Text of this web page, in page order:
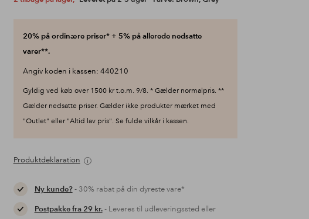
20% på ordinære priser* + 5% på allerede nedsatte
varer**.
Angiv koden i kassen: 440210
Gyldig ved køb over 1500 kr t.o.m. 9/8. * Gælder normalpris. **
Gælder nedsatte priser. Gælder ikke produkter mærket med
"Outlet" eller "Altid lav pris". Se fulde vilkår i kassen.
Produktdeklaration
Ny kunde?- 30% rabat på din dyreste vare*
Postpakke fra 29 kr.- Leveres til udleveringssted eller